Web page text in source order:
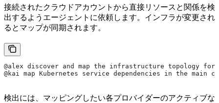
接続されたクラウドアカウントから直接リソースと関係を検
出するようエージェントに依頼します。インフラが変更され
るとマップが同期されます。
@alex discover and map the infrastructure topology for
@kai map Kubernetes service dependencies in the main
検出には、マッピングしたい各プロバイダーのアクティブな